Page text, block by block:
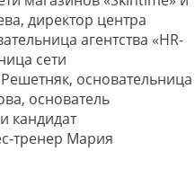
директор центра
агентства «HR-
сети
основательница
основатель
кандидат
тренер Мария